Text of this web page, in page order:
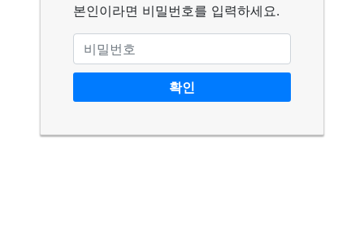
본인이라면 비밀번호를 입력하세요.